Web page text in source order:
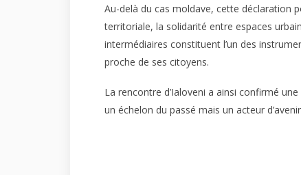
Au-delà du cas moldave, cette déclaration
territoriale, la solidarité entre espaces
intermédiaires constituent l’un des
proche de ses citoyens.
La rencontre d’Ialoveni a ainsi confirmé
un échelon du passé mais un acteur